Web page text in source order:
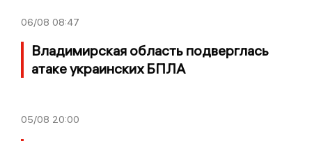
06/08 08:47
Владимирская область подверглась
атаке украинских БПЛА
05/08 20:00